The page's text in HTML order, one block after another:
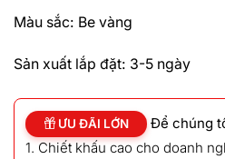
Màu sắc: Be vàng
Sản xuất lắp đặt: 3-5 ngày
ƯU ĐÃI LỚN
Để chúng
1. Chiết khấu cao cho doanh